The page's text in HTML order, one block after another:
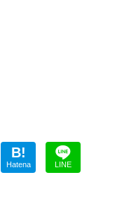
B!
Hatena LINE